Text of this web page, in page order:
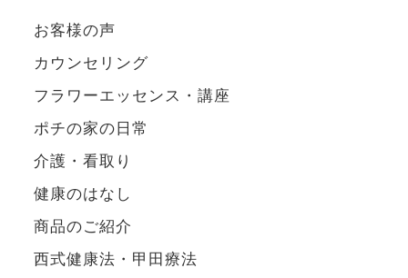
お客様の声
カウンセリング
フラワーエッセンス・講座
ポチの家の日常
介護・看取り
健康のはなし
商品のご紹介
西式健康法・甲田療法